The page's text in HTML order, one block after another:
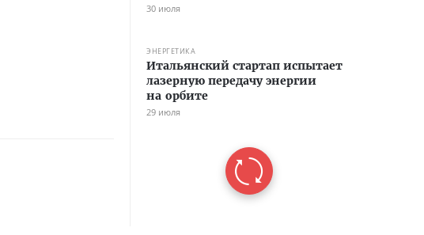
30 июля
ЭНЕРГЕТИКА
Итальянский стартап испытает
лазерную передачу энергии
на орбите
29 июля